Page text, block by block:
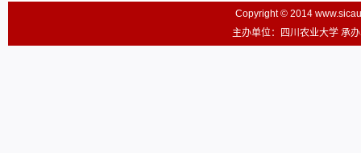
Copyright © 2014
主办单位：四川农业大学 承